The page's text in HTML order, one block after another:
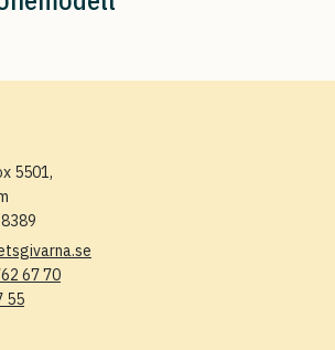
5501,
67 70
55